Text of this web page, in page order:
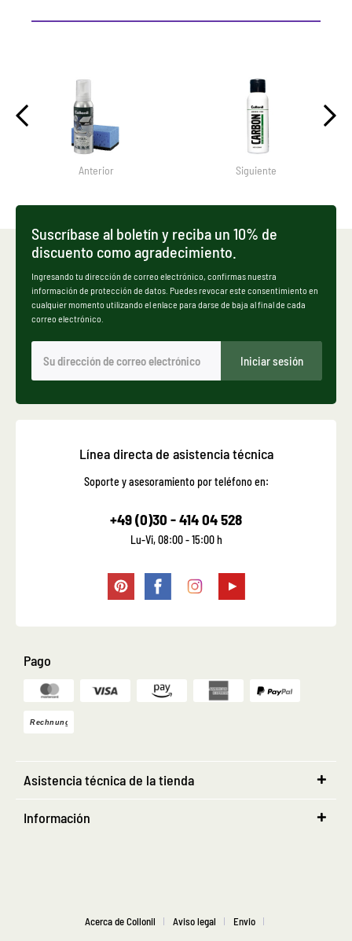
Anterior Siguiente
Suscríbase al boletín y reciba un 10% de
discuento como agradecimiento.
Ingresando tu dirección de correo electrónico, confirmas nuestra
información de protección de datos. Puedes revocar este consentimiento en
cualquier momento utilizando el enlace para darse de baja al final de cada
correo electrónico.
Iniciar sesión
Línea directa de asistencia técnica
Soporte y asesoramiento por teléfono en:
+49 (0)30 - 414 04 528
Lu-Vi, 08:00 - 15:00 h
Pago
Asistencia técnica de la tienda
Información
Acerca de Collonil Aviso legal
Envio